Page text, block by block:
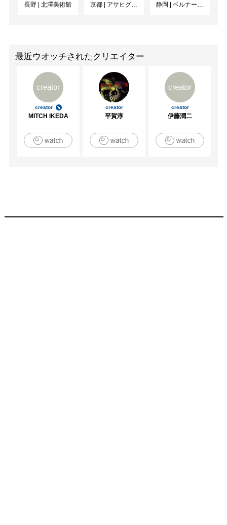
長野 | 北澤美術館 京都 | アサヒグループ大山崎山荘美術館 静岡 | ベルナール・ビュフェ美術館
最近ウオッチされたクリエイター
creator
creator
MITCH IKEDA
creator
平賀淳
creator
creator
伊藤潤二